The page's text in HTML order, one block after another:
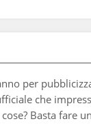
per
che
Basta fare